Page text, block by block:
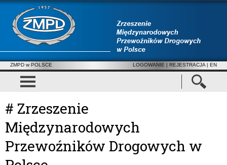
ZMPD w POLSCE LOGOWANIE | REJESTRACJA | EN
# Zrzeszenie
Międzynarodowych
Przewoźników Drogowych w